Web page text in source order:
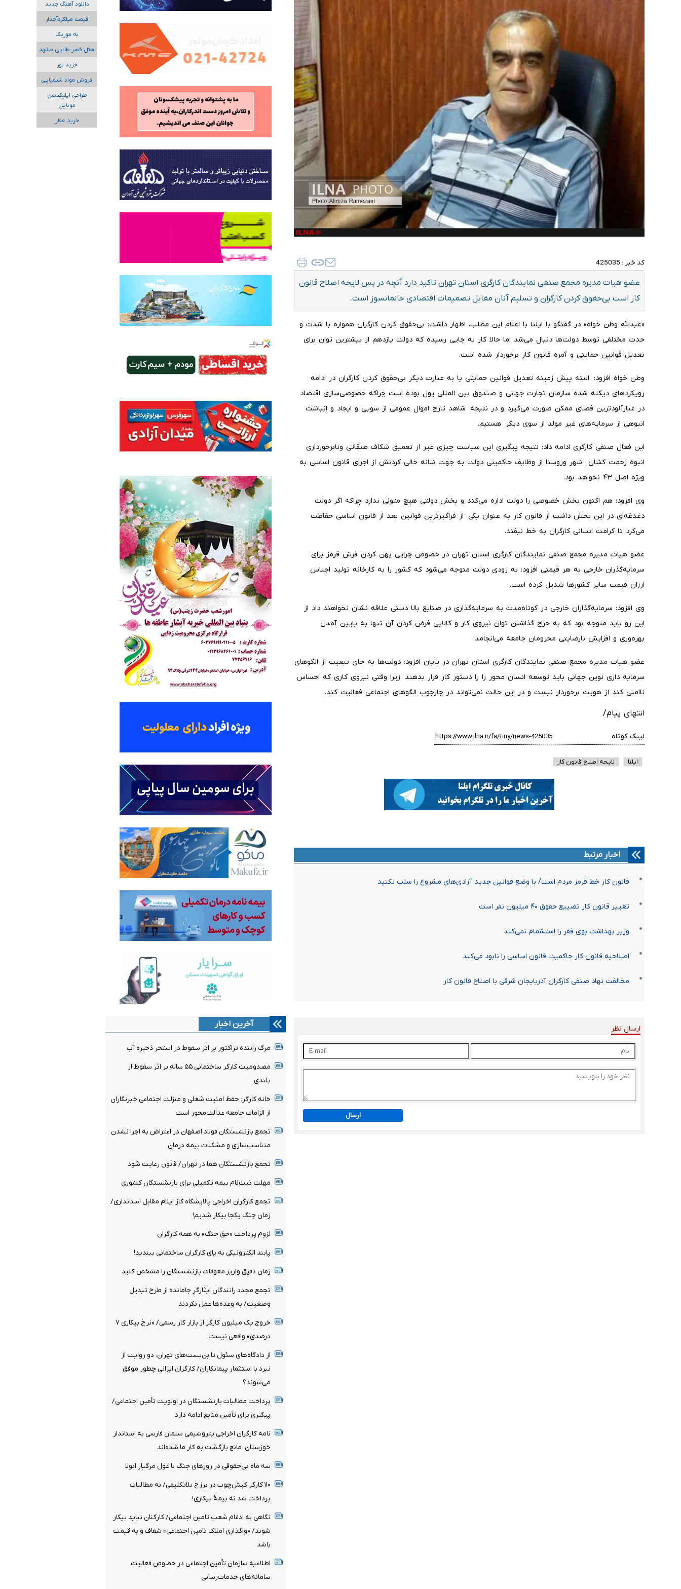
کد خبر : 425035
عضو هیات مدیره مجمع صنفی نمایندگان کارگری استان تهران تاکید دارد آنچه در پس لایحه اصلاح قانون
کار است بی‌حقوق کردن کارگران و تسلیم آنان مقابل تصمیمات اقتصادی خانمانسوز است.
«عبدالله وطن خواه» در گفتگو با ایلنا با اعلام این مطلب، اظهار داشت: بی‌حقوق کردن کارگران همواره با شدت و
حدت مختلفی توسط دولت‌ها دنبال می‌شد اما حالا کار به جایی رسیده که دولت یازدهم از بیشترین توان برای
تعدیل قوانین حمایتی و آمره قانون کار برخوردار شده است.
وطن خواه افزود: البته پیش زمینه تعدیل قوانین حمایتی یا به عبارت دیگر بی‌حقوق کردن کارگران در ادامه
رویکردهای دیکته شده سازمان تجارت جهانی و صندوق بین المللی پول بوده است چراکه خصوصی‌سازی اقتصاد
در غبارآلودترین فضای ممکن صورت می‌گیرد و در نتیجه شاهد تاراج اموال عمومی از سویی و ایجاد و انباشت
انبوهی از سرمایه‌های غیر مولد از سوی دیگر هستیم.
این فعال صنفی کارگری ادامه داد: نتیجه پیگیری این سیاست چیزی غیر از تعمیق شکاف طبقاتی ونابرخورداری
انبوه زحمت کشان ِ شهر وروستا از وظایف حاکمیتی دولت به جهت شانه خالی کردنش از اجرای قانون اساسی به
ویژه اصل ۴۳ نخواهد بود.
وی افزود: هم اکنون بخش خصوصی را دولت اداره می‌کند و بخش دولتی هیچ متولی ندارد چراکه اگر دولت
دغدغه‌ای در این بخش داشت از قانون کار به عنوان یکی از فراگیرترین قوانین بعد از قانون اساسی حفاظت
می‌کرد تا کرامت انسانی کارگران به خط نیفتد.
عضو هیات مدیره مجمع صنفی نمایندگان کارگری استان تهران در خصوص چرایی پهن کردن فرش قرمز برای
سرمایه‌گذران خارجی به هر قیمتی افزود: به زودی دولت متوجه می‌شود که کشور را به کارخانه تولید اجناس
ارزان قیمت سایر کشورها تبدیل کرده است.
وی افزود: سرمایه‌گذاران خارجی در کوتاه‌مدت به سرمایه‌گذاری در صنایع بالا دستی علاقه نشان نخواهند داد از
این رو باید متوجه بود که به حراج گذاشتن توان نیروی کار و کالایی فرض کردن آن تنها به پایین آمدن
بهره‌وری و افزایش نارضایتی محرومان جامعه می‌انجامد.
عضو هیات مدیره مجمع صنفی نمایندگان کارگری استان تهران در پایان افزود: دولت‌ها به جای تبعیت از الگوهای
سرمایه داری نوین جهانی باید توسعه انسان محور را را دستور کار قرار بدهند زیرا وقتی نیروی کاری که احساس
ناامنی کند از هویت برخوردار نیست و در این حالت نمی‌تواند در چارچوب الگوهای اجتماعی فعالیت کند.
انتهای پیام/
لینک کوتاه
ایلنا لایحه اصلاح قانون كار
اخبار مرتبط
قانون کار خط قرمز مردم است/ با وضع قوانین جدید آزادی‌های مشروع را سلب نکنید
تغییر قانون کار تضییع حقوق ۴۰ میلیون نفر است
وزیر بهداشت بوی فقر را استشمام نمی‌کند
اصلاحیه قانون کار حاکمیت قانون اساسی را نابود می‌کند
مخالفت نهاد صنفی کارگران آذربایجان شرقی با اصلاح قانون کار
ارسال نظر
ارسال
آخرین اخبار
مرگ راننده تراکتور بر اثر سقوط در استخر ذخیره آب
مصدومیت کارگر ساختمانی ۵۵ ساله بر اثر سقوط از
بلندی
خانه کارگر: حفظ امنیت شغلی و منزلت اجتماعی خبرنگاران
از الزامات جامعه عدالت‌محور است
تجمع بازنشستگان فولاد اصفهان در اعتراض به اجرا نشدن
متناسب‌سازی و مشکلات بیمه درمان
تجمع بازنشستگان هما در تهران/ قانون رعایت شود
مهلت ثبت‌نام بیمه تکمیلی برای بازنشستگان کشوری
تجمع کارگران اخراجی پالایشگاه گاز ایلام مقابل استانداری/
زمان جنگ یکجا بیکار شدیم!
لزوم پرداخت «حق جنگ» به همه کارگران
پابند الکترونیکی به پای کارگران ساختمانی ببندید!
زمان دقیق واریز معوقات بازنشستگان را مشخص کنید
تجمع مجدد رانندگان ایثارگرِ جامانده از طرح تبدیل
وضعیت/ به وعده‌ها عمل نکردند
خروج یک میلیون کارگر از بازار کار رسمی/ «نرخ بیکاری ۷
درصدی» واقعی نیست
از دادگاه‌های سئول تا بن‌بست‌های تهران، دو روایت از
نبرد با استثمار پیمانکاران/ کارگران ایرانی چطور موفق
می‌شوند؟
پرداخت مطالبات بازنشستگان در اولویت تأمین اجتماعی/
پیگیری برای تأمین منابع ادامه دارد
نامه کارگران اخراجی پتروشیمی سلمان فارسی به استاندار
خوزستان: مانع بازگشت به کار ما شده‌اند
سه ماه بی‌حقوقی در روزهای جنگ با غول مرگبار ابولا
۱۱۰ کارگر کیش‌چوب در برزخ بلاتکلیفی/ نه مطالبات
پرداخت شد نه بیمۀ بیکاری!
نگاهی به ادغام شعب تامین اجتماعی/ کارکنان نباید بیکار
شوند/ «واگذاری املاک تامین اجتماعی» شفاف و به قیمت
باشد
اطلاعیه سازمان تأمین اجتماعی در خصوص فعالیت
سامانه‌های خدمات‌رسانی
دانلود آهنگ جدید
قیمت میلگردآجدار
به موزیک
هتل قصر طلایی مشهد
خرید تور
فروش مواد شیمیایی
طراحی اپلیکیشن
موبایل
خرید عطر